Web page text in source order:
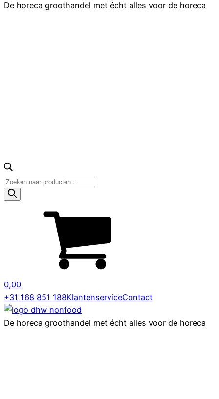
De horeca groothandel met écht alles voor de horeca
Producten
zoeken
0,00
+31 168 851 188KlantenserviceContact
De horeca groothandel met écht alles voor de horeca